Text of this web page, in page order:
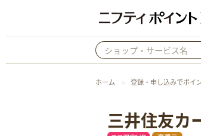
ホーム 登録・申し込みでポイ
三井住友